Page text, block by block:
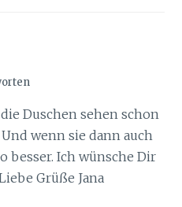
Duschen sehen schon
wenn sie dann auch
besser. Ich wünsche Dir
Grüße Jana